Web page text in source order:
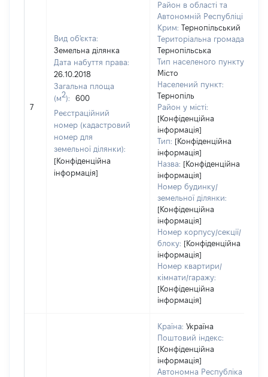
7
Вид об'єкта:
Земельна ділянка
Дата набуття права:
26.10.2018
Загальна площа
(м2):
600
Реєстраційний
номер (кадастровий
номер для
земельної ділянки):
[Конфіденційна
інформація]
Район в області та
Автономній Республіці
Крим: Тернопільський
Територіальна громада:
Тернопільська
Тип населеного пункту:
Місто
Населений пункт:
Тернопіль
Район у місті:
[Конфіденційна
інформація]
Тип: [Конфіденційна
інформація]
Назва: [Конфіденційна
інформація]
Номер будинку/
земельної ділянки:
[Конфіденційна
інформація]
Номер корпусу/секції/
блоку: [Конфіденційна
інформація]
Номер квартири/
кімнати/гаражу:
[Конфіденційна
інформація]
Країна: Україна
Поштовий індекс:
[Конфіденційна
інформація]
Автономна Республіка